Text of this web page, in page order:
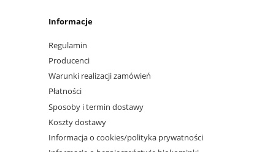
Informacje
Regulamin
Producenci
Warunki realizacji zamówień
Płatności
Sposoby i termin dostawy
Koszty dostawy
Informacja o cookies/polityka prywatności